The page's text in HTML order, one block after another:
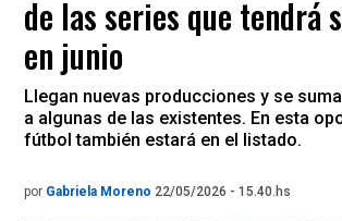
de las series que tendrá
en junio
Llegan nuevas producciones y se
a algunas de las existentes. En esta
fútbol también estará en el listado.
por Gabriela Moreno 22/05/2026 - 15.40.hs